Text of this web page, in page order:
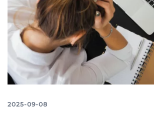
2025-09-08